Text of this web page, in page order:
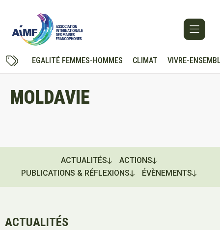
EGALITÉ FEMMES-HOMMES CLIMAT VIVRE-
MOLDAVIE
ACTUALITÉS
ACTIONS
PUBLICATIONS & RÉFLEXIONS
ÉVÈNEMENTS
ACTUALITÉS